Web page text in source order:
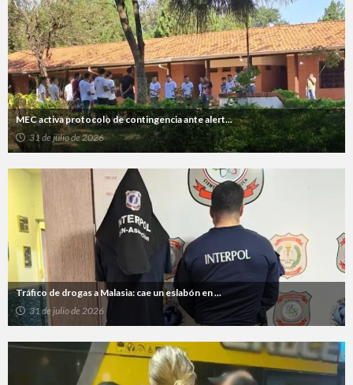
MEC activa protocolo de contingencia ante alert...
31 de julio de 2026
Tráfico de drogas a Malasia: cae un eslabón en ...
31 de julio de 2026